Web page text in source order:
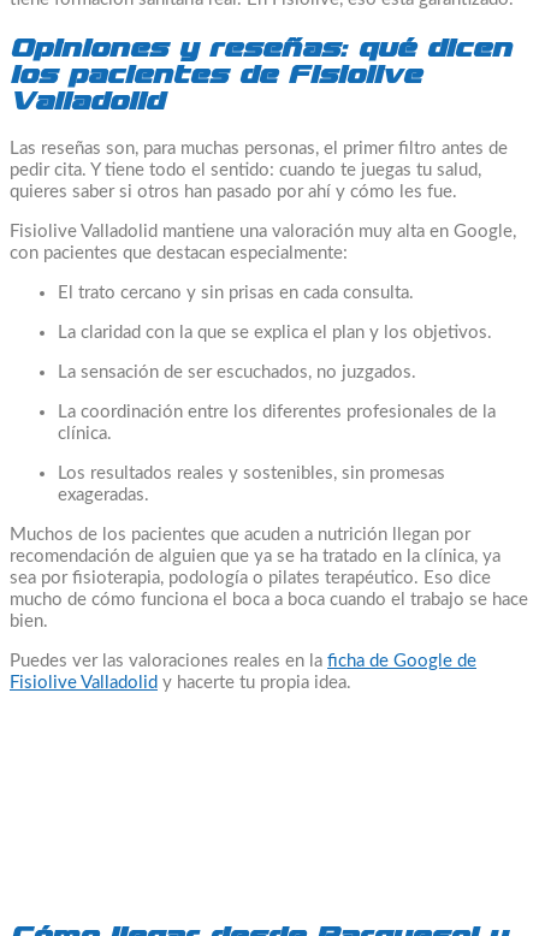
Opiniones y reseñas: qué dicen
los pacientes de Fisiolive
Valladolid
Las reseñas son, para muchas personas, el primer filtro antes de
pedir cita. Y tiene todo el sentido: cuando te juegas tu salud,
quieres saber si otros han pasado por ahí y cómo les fue.
Fisiolive Valladolid mantiene una valoración muy alta en Google,
con pacientes que destacan especialmente:
El trato cercano y sin prisas en cada consulta.
La claridad con la que se explica el plan y los objetivos.
La sensación de ser escuchados, no juzgados.
La coordinación entre los diferentes profesionales de la
clínica.
Los resultados reales y sostenibles, sin promesas
exageradas.
Muchos de los pacientes que acuden a nutrición llegan por
recomendación de alguien que ya se ha tratado en la clínica, ya
sea por fisioterapia, podología o pilates terapéutico. Eso dice
mucho de cómo funciona el boca a boca cuando el trabajo se hace
bien.
Puedes ver las valoraciones reales en la ficha de Google de
Fisiolive Valladolid y hacerte tu propia idea.